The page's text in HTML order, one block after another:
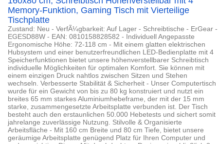
Memory-Funktion, Gaming Tisch mit Vierteilige
Tischplatte
Zustand: Neu - VerfÃ¼gbarkeit: Auf Lager - Schreibtische - ErGear -
EGESD88W - EAN: 0810158828582 - Individuell Angepasste
Ergonomische Höhe: 72-118 cm - Mit einem glatten elektrischen
Hubsystem und einer benutzerfreundlichen LED-Bedienplatte mit 4
Speicherfunktionen bietet unsere höhenverstellbarer Schreibtisch
individuelle Möglichkeiten für optimalen Komfort. Sie können mit
einem einzigen Druck nahtlos zwischen Sitzen und Stehen
wechseln. Verbesserte Stabilität & Sicherheit - Unser Computertisch
wurde für ein Gewicht von bis zu 80 kg konstruiert und nutzt ein
breites 65 mm starkes Aluminiumhebeframe, der mit der 15 mm
starke, zusammengesetzte Arbeitsplatte verbunden ist. Der Tisch
besteht auch den erstaunlichen 50.000 Hebetests und sichert somit
jahrelange zuverlässige Nutzung. Stilvolle & Organisierte
Arbeitsfläche - Mit 160 cm Breite und 80 cm Tiefe, bietet unsere
geräumige Arbeitsplatte genügend Platz für Ihren Computer und